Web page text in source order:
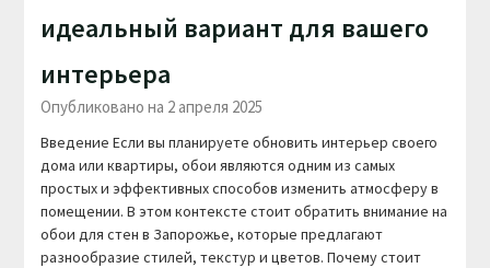
идеальный вариант для вашего
интерьера
Опубликовано на 2 апреля 2025
Введение Если вы планируете обновить интерьер своего
дома или квартиры, обои являются одним из самых
простых и эффективных способов изменить атмосферу в
помещении. В этом контексте стоит обратить внимание на
обои для стен в Запорожье, которые предлагают
разнообразие стилей, текстур и цветов. Почему стоит